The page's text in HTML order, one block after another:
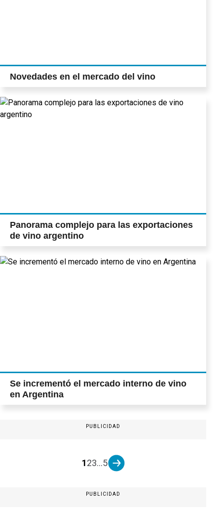
Novedades en el mercado del vino
Panorama complejo para las exportaciones
de vino argentino
Se incrementó el mercado interno de vino
en Argentina
PUBLICIDAD
123...5
PUBLICIDAD